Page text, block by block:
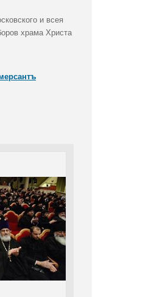
и всея
храма Христа